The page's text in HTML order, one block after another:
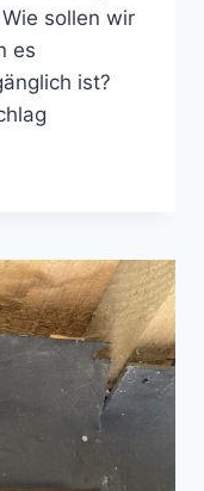
sollen wir
es
ist?